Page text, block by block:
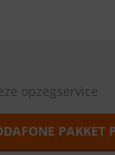
opzegservice
PAKKET